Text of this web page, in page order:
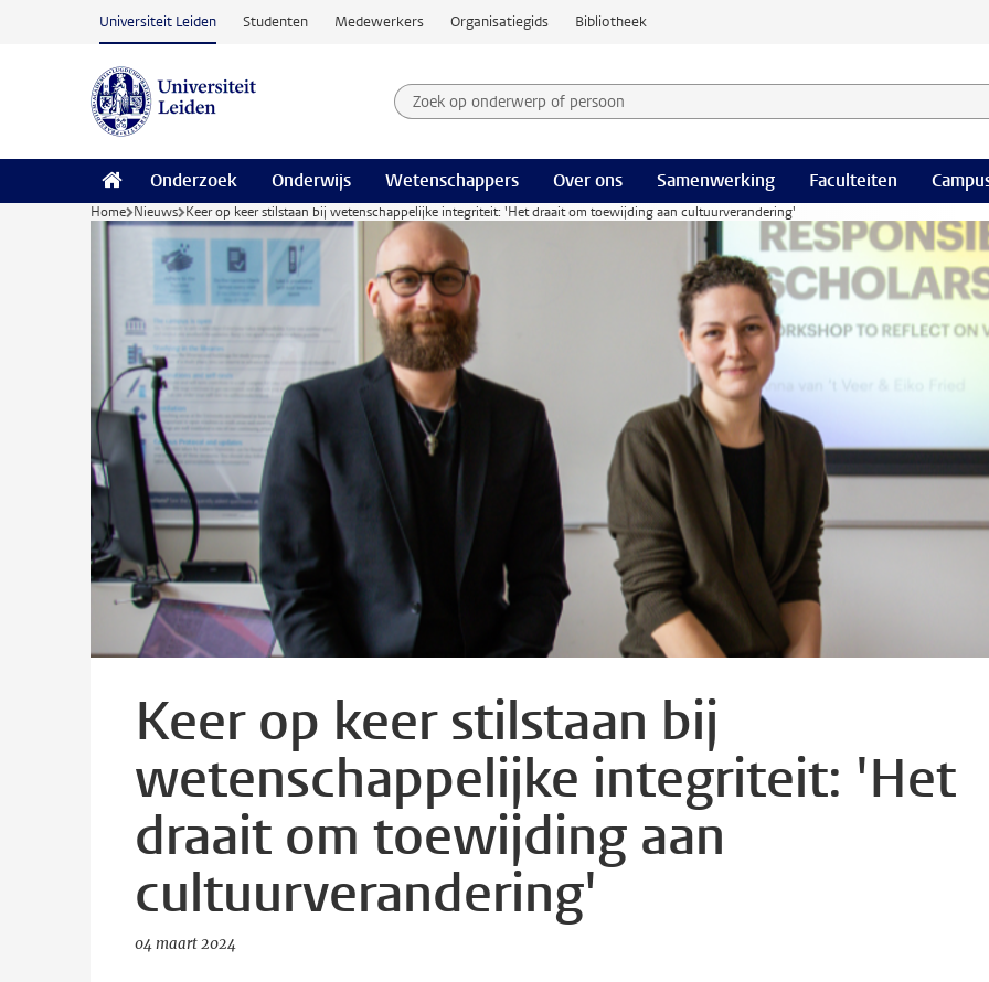
Ga naar hoofdinhoud
Universiteit Leiden Studenten Medewerkers Organisatiegids Bibliotheek
Zoek op onderwerp of persoon en selecteer categorie
Zoekterm
Onderzoek Onderwijs Wetenschappers Over ons Samenwerking Faculteiten
Home Nieuws Keer op keer stilstaan bij wetenschappelijke integriteit: 'Het draait om toewijding aan cultuurverandering'
Keer op keer stilstaan bij
wetenschappelijke integriteit: 'Het
draait om toewijding aan
cultuurverandering'
04 maart 2024